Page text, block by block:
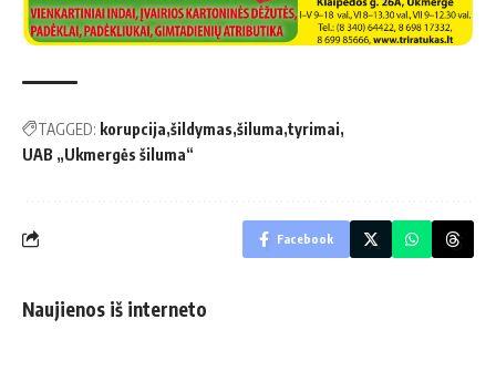
TAGGED: korupcija šildymas šiluma tyrimai
UAB „Ukmergės šiluma“
Facebook
Naujienos iš interneto